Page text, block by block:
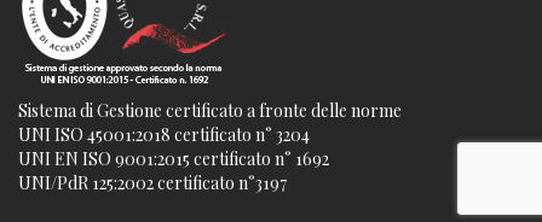
Sistema di Gestione certificato a fronte delle norme
UNI ISO 45001:2018 certificato n° 3204
UNI EN ISO 9001:2015 certificato n° 1692
UNI/PdR 125:2002 certificato n°3197